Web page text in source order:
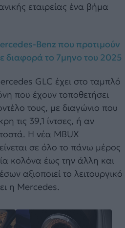
εταιρείας ένα βήμα
Benz που προτιμούν
διαφορά το 7μηνο του 2025
GLC έχει στο ταμπλό
που έχουν τοποθετήσει
τους, με διαγώνιο που
τις 39,1 ίντσες, ή αν
Η νέα MBUX
σε όλο το πάνω μέρος
κολόνα έως την άλλη και
αξιοποιεί το λειτουργικό
η Mercedes.